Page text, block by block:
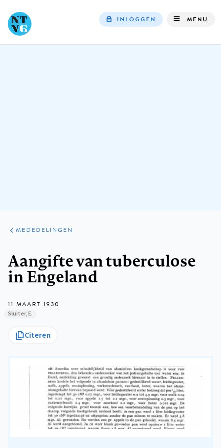
INLOGGEN MENU
ARTIKELEN
VARIA
MEDEDELINGEN
Aangifte van tuberculose
in Engeland
11 MAART 1930
Sluiter, E.
Citeren